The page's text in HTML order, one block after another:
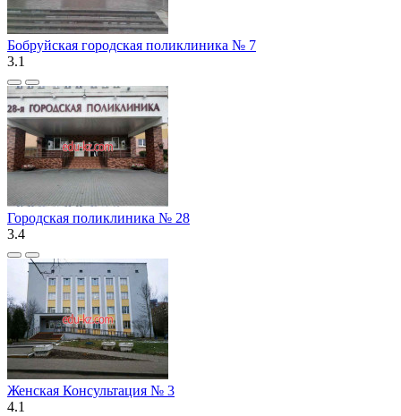
Бобруйская городская поликлиника № 7
3.1
Городская поликлиника № 28
3.4
Женская Консультация № 3
4.1